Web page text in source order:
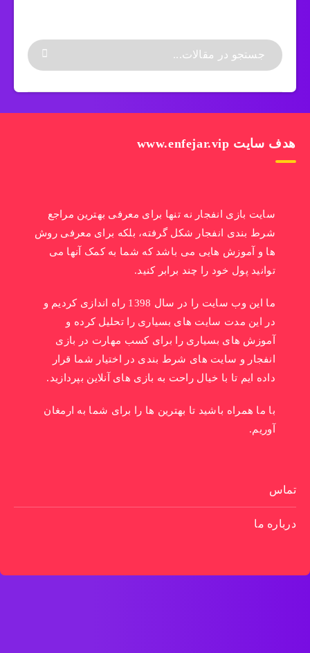
هدف سایت www.enfejar.vip
سایت بازی انفجار نه تنها برای معرفی بهترین مراجع
شرط بندی انفجار شکل گرفته، بلکه برای معرفی روش
ها و آموزش هایی می باشد که شما به کمک آنها می
توانید پول خود را چند برابر کنید.
ما این وب سایت را در سال 1398 راه اندازی کردیم و
در این مدت سایت های بسیاری را تحلیل کرده و
آموزش های بسیاری را برای کسب مهارت در بازی
انفجار و سایت های شرط بندی در اختیار شما قرار
داده ایم تا با خیال راحت به بازی های آنلاین بپردازید.
با ما همراه باشید تا بهترین ها را برای شما به ارمغان
آوریم.
تماس
درباره ما